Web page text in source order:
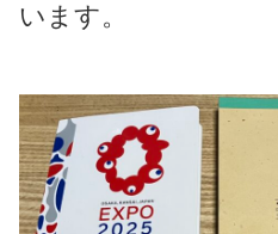
います。